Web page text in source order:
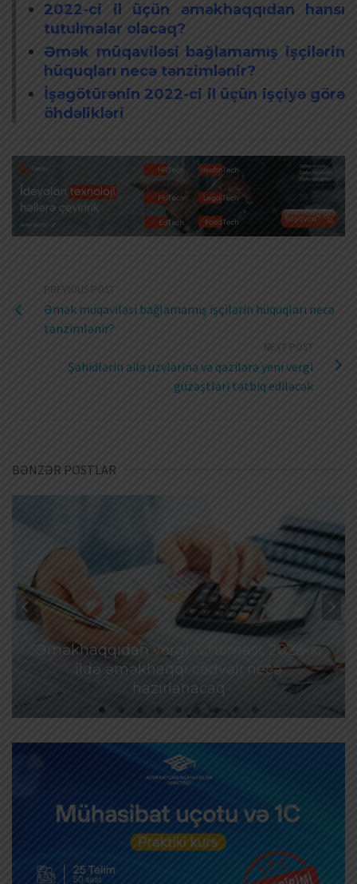
2022-ci il üçün əməkhaqqıdan hansı
tutulmalar olacaq?
Əmək müqaviləsi bağlamamış işçilərin
hüquqları necə tənzimlənir?
İşəgötürənin 2022-ci il üçün işçiyə görə
öhdəlikləri
PREVIOUS POST
Əmək müqaviləsi bağlamamış işçilərin hüquqları necə
tənzimlənir?
NEXT POST
Şəhidlərin ailə üzvlərinə və qazilərə yeni vergi
güzəştləri tətbiq ediləcək
BƏNZƏR POSTLAR
Əməkhaqqıdan vergi tutulması: 2026-cı
ildə əməkhaqqı cədvəli necə
hazırlanacaq